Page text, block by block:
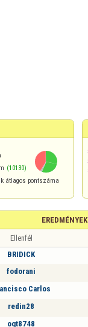
(10130)
átlagos pontszáma
EREDMÉNYEK
Ellenfél
BRIDICK
fodorani
Carlos
redin28
ogt8748